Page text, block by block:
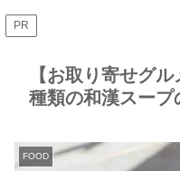
PR
【お取り寄せグ
種類の和漢スープ
FOOD